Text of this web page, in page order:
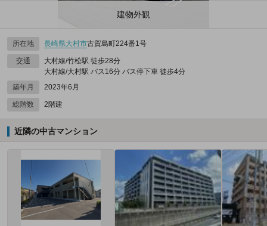
建物外観
所在地 長崎県大村市古賀島町224番1号
交通
大村線/竹松駅 徒歩28分
大村線/大村駅 バス16分 バス停下車 徒歩4分
築年月
2023年6月
総階数 2階建
近隣の中古マンション